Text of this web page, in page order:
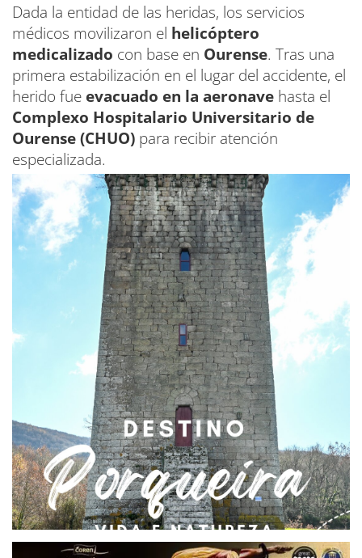
Dada la entidad de las heridas, los servicios
médicos movilizaron el helicóptero
medicalizado con base en Ourense. Tras una
primera estabilización en el lugar del accidente, el
herido fue evacuado en la aeronave hasta el
Complexo Hospitalario Universitario de
Ourense (CHUO) para recibir atención
especializada.